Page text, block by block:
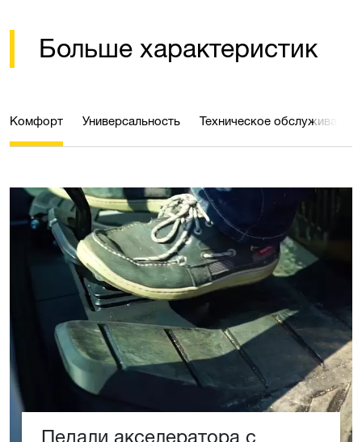
Больше характеристик
Комфорт Универсальность Техническое обслуживание
Педали акселератора с